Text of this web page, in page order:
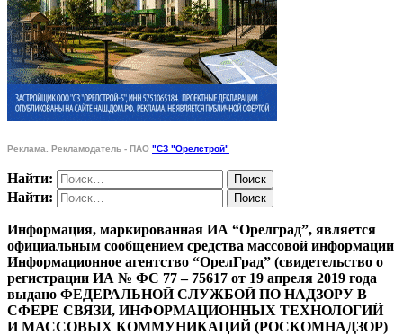
Реклама. Рекламодатель - ПАО "СЗ "Орелстрой"
Найти:
Найти:
Информация, маркированная ИА “Орелград”, является
официальным сообщением средства массовой информации
Информационное агентство “ОрелГрад” (свидетельство о
регистрации ИА № ФС 77 – 75617 от 19 апреля 2019 года
выдано ФЕДЕРАЛЬНОЙ СЛУЖБОЙ ПО НАДЗОРУ В
СФЕРЕ СВЯЗИ, ИНФОРМАЦИОННЫХ ТЕХНОЛОГИЙ
И МАССОВЫХ КОММУНИКАЦИЙ (РОСКОМНАДЗОР)